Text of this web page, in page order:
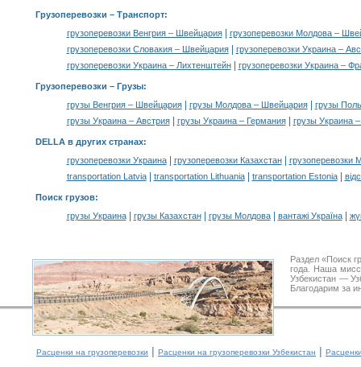
Грузоперевозки – Транспорт:
грузоперевозки Венгрия – Швейцария|
грузоперевозки Молдова –
грузоперевозки Словакия – Швейцария|
грузоперевозки Украина –
грузоперевозки Украина – Лихтенштейн| грузоперевозки Украина –
Грузоперевозки – Грузы:
грузы Венгрия – Швейцария| грузы Молдова – Швейцария|
грузы
грузы Украина – Австрия| грузы Украина – Германия| грузы Украина
DELLA в других странах:
грузоперевозки Украина| грузоперевозки Казахстан|
грузоперевозки
transportation Latvia| transportation Lithuania| transportation Estonia|
Поиск грузов:
грузы Украина| грузы Казахстан| грузы Молдова| вантажі Україна|
Раздел «Поиск
года. Наша
Узбекистан —
Благодарим за
Расценки на грузоперевозки | Расценки на грузоперевозки Узбекистан |